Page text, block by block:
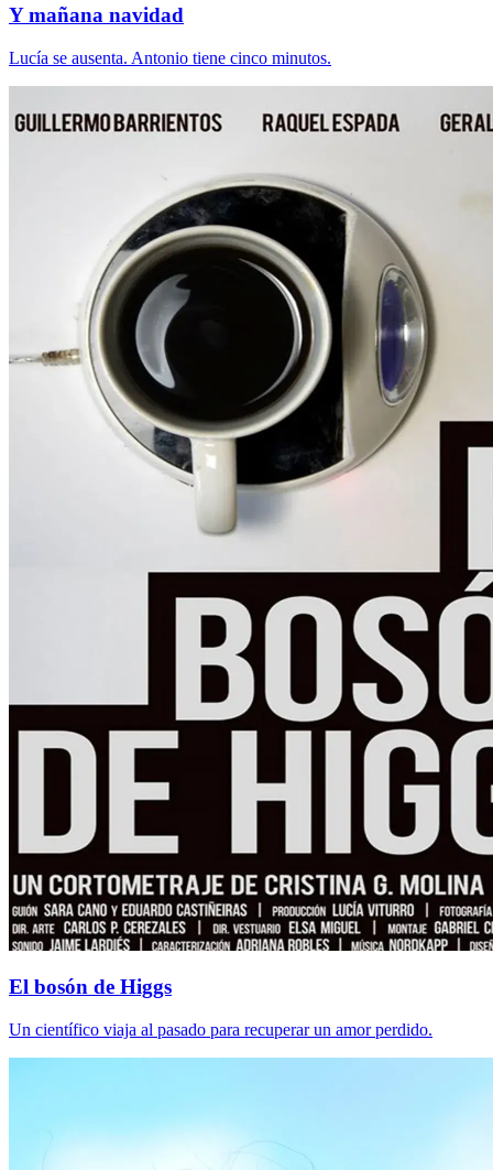
Y mañana navidad
Lucía se ausenta. Antonio tiene cinco minutos.
El bosón de Higgs
Un científico viaja al pasado para recuperar un amor perdido.